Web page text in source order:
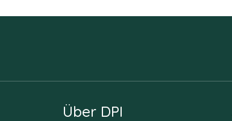
Über DPI